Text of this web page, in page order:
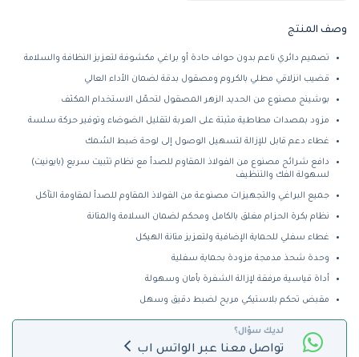
وصف المنتج
تصميم دائري ناعم بدون حواف حادة أو براغي مكشوفة لتعزيز النظافة والسلامة
قضيب انزلاقي مطلي بالكروم ومصقول بدقة لضمان الأداء العالي
بوشينج مصنوع من الحديد الزهر المصقول لتحمّل الاستخدام المكثف
مزود بمصدات مطاطية مثبتة على العربة لتقليل الضوضاء وتوفير حركة سلسة
غطاء دعم قابل للإزالة لتسهيل الوصول إلى لوحة ضبط السُمك
دافع شرائح مصنوع من الفولاذ المقاوم للصدأ مع نظام تثبيت سريع (بايونيت)
لسهولة الفك والتنظيف
جميع البراغي والتجهيزات مصنوعة من الفولاذ المقاوم للصدأ لمقاومة التآكل
نظام بكرة الحزام مغلق بالكامل ومحكم لضمان السلامة والمتانة
غطاء سفلي للحماية الإضافية ولتعزيز متانة الهيكل
وحدة شحذ مدمجة مزودة بحماية سفلية
أداة قياسية مرفقة لإزالة الشفرة بأمان وسهولة
مقبض تحكم بلاستيكي مريح لضبط دقيق وسهل
لديك سؤال؟
تواصل معنا عبر الواتس اب